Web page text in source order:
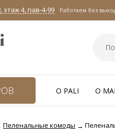
4, пав-4-99 Работаем без
O PALI О
Пеленальные комоды →